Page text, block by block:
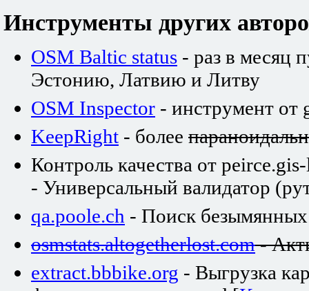
Инструменты других
OSM Baltic status - раз в месяц
Эстонию, Латвию и Литву
OSM Inspector - инструмент от
KeepRight - более
Контроль качества от
- Универсальный валидатор
qa.poole.ch - Поиск
osmstats.altogetherlost.com-
extract.bbbike.org - Выгрузка